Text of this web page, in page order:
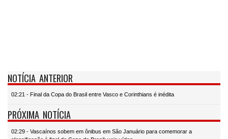
NOTÍCIA ANTERIOR
02:21 - Final da Copa do Brasil entre Vasco e Corinthians é inédita
PRÓXIMA NOTÍCIA
02:29 - Vascaínos sobem em ônibus em São Januário para comemorar a